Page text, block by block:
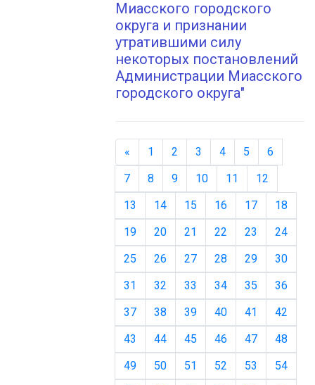
Миасского городского
округа и признании
утратившими силу
некоторых постановлений
Администрации Миасского
городского округа"
« Назад
1 2 3 4 5
6
7
8 9 10 11
12
13
14 15 16 17
18
19
20 21 22 23
24
25
26 27 28 29
30
31
32 33 34 35
36
37
38 39 40 41
42
43
44 45 46 47
48
49
50 51 52 53
54